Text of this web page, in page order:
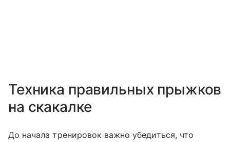
Техника правильных прыжков
на скакалке
До начала тренировок важно убедиться, что